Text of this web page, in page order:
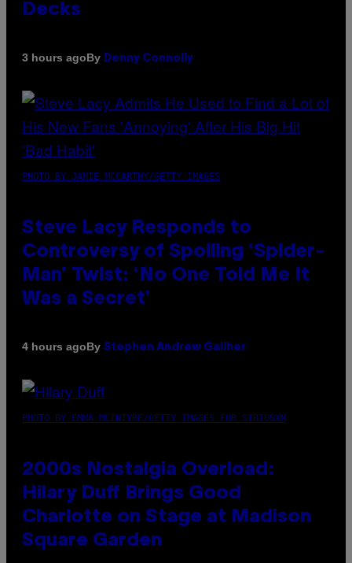
Decks
3 hours agoBy Denny Connolly
PHOTO BY JAMIE MCCARTHY/GETTY IMAGES
Steve Lacy Responds to
Controversy of Spoiling ‘Spider-
Man’ Twist: ‘No One Told Me It
Was a Secret’
4 hours agoBy Stephen Andrew Galiher
PHOTO BY EMMA MCINTYRE/GETTY IMAGES FOR SIRIUSXM
2000s Nostalgia Overload:
Hilary Duff Brings Good
Charlotte on Stage at Madison
Square Garden